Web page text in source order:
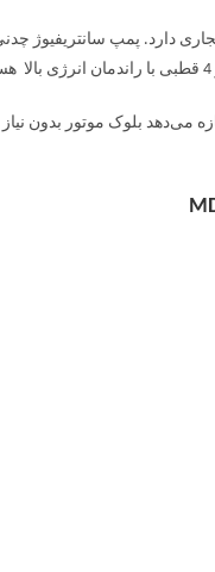
بلوک موتور بدون نیاز